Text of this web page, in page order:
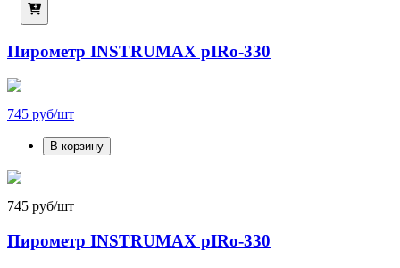
Пирометр INSTRUMAX pIRo-330
745 руб/шт
В корзину
745 руб/шт
Пирометр INSTRUMAX pIRo-330